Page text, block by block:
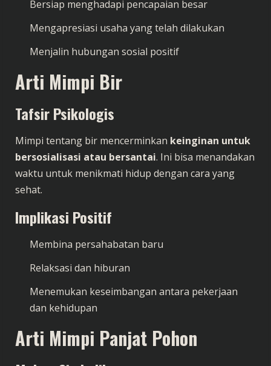
Bersiap menghadapi pencapaian besar
Mengapresiasi usaha yang telah dilakukan
Menjalin hubungan sosial positif
Arti Mimpi Bir
Tafsir Psikologis
Mimpi tentang bir mencerminkan keinginan untuk
bersosialisasi atau bersantai. Ini bisa menandakan
waktu untuk menikmati hidup dengan cara yang
sehat.
Implikasi Positif
Membina persahabatan baru
Relaksasi dan hiburan
Menemukan keseimbangan antara pekerjaan
dan kehidupan
Arti Mimpi Panjat Pohon